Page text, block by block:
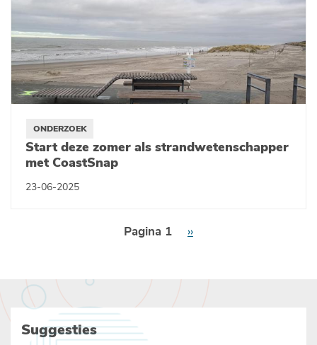
ONDERZOEK
Start deze zomer als strandwetenschapper
met CoastSnap
23-06-2025
Pagina 1
Volgende
››
Suggesties